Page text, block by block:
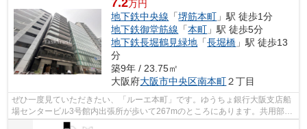
万円
地下鉄中央線 「堺筋本町 」駅 徒歩1分
地下鉄御堂筋線 「本町 」駅 徒歩5分
地下鉄長堀鶴見緑地 「長堀橋 」駅 徒歩13
分
築9年 / 23.75㎡
大阪府大阪市中央区南本町２丁目
ぜひ一度見ていただきたい、「ルーエ本町」です。ゆうちょ銀行大阪支店船
場センタービル3号館内出張所が歩いて267mのところにあります。共用部に
は敷地内ごみ置き場・エレベータなどが...